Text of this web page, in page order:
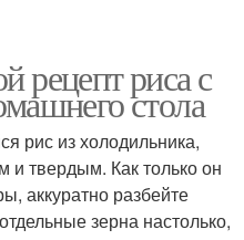
рецепт риса с
стола
рис из холодильника,
и твердым. Как только он
аккуратно разбейте
зерна настолько,